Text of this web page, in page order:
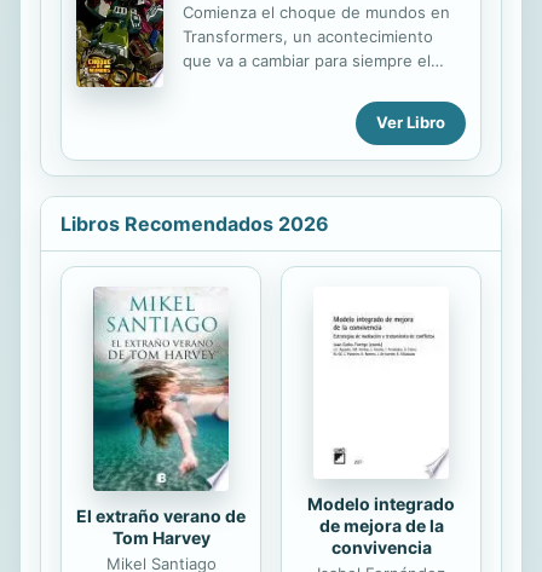
Comienza el choque de mundos en
Transformers, un acontecimiento
que va a cambiar para siempre el
compañeros van a tener que
enfrentarse a la mayor amenaza que
hayan conocido jamás. Comienza el
principio del fin.
Ver Libro
Libros Recomendados 2026
El extraño verano de
Tom Harvey
Mikel Santiago
Modelo integrado
de mejora de la
convivencia